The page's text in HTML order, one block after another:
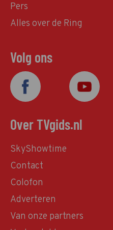
Pers
Alles over de Ring
Volg ons
Over TVgids.nl
SkyShowtime
Contact
Colofon
Adverteren
Van onze partners